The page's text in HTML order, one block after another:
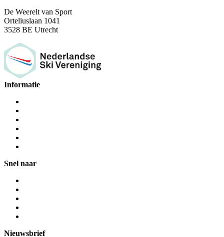
De Weerelt van Sport
Orteliuslaan 1041
3528 BE Utrecht
Informatie
Snel naar
Nieuwsbrief